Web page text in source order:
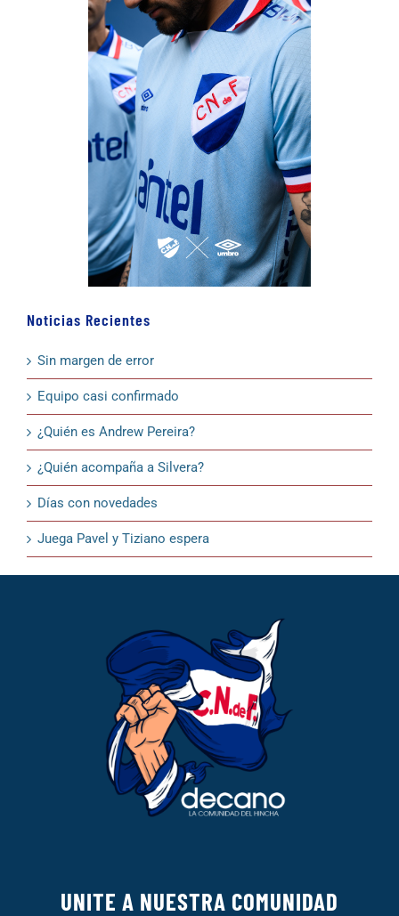
Noticias Recientes
Sin margen de error
Equipo casi confirmado
¿Quién es Andrew Pereira?
¿Quién acompaña a Silvera?
Días con novedades
Juega Pavel y Tiziano espera
UNITE A NUESTRA COMUNIDAD